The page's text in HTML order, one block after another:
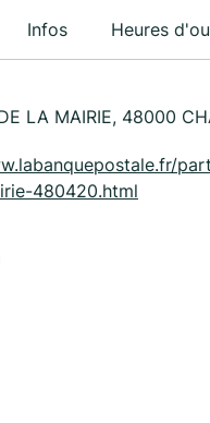
Infos Heures
LA MAIRIE, 48000
480420.html